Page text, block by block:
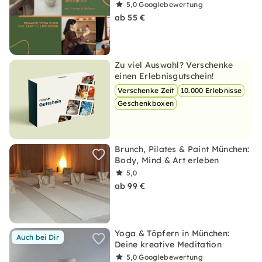
5,0Googlebewertung
ab 55 €
Zu viel Auswahl? Verschenke
einen Erlebnisgutschein!
Verschenke Zeit
10.000 Erlebnisse
Geschenkboxen
Brunch, Pilates & Paint München:
Body, Mind & Art erleben
5,0
ab 99 €
Auch bei Dir
Yoga & Töpfern in München:
Deine kreative Meditation
5,0Googlebewertung